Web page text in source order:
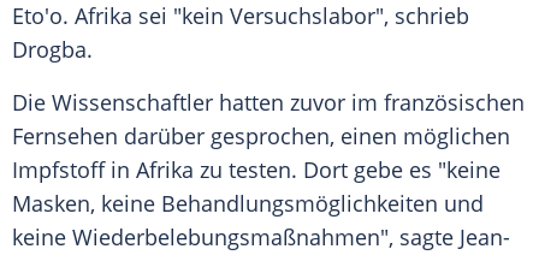
Eto'o. Afrika sei "kein Versuchslabor", schrieb
Drogba.
Die Wissenschaftler hatten zuvor im französischen
Fernsehen darüber gesprochen, einen möglichen
Impfstoffin Afrika zu testen. Dort gebe es "keine
Masken, keine Behandlungsmöglichkeiten und
keine Wiederbelebungsmaßnahmen", sagte Jean-